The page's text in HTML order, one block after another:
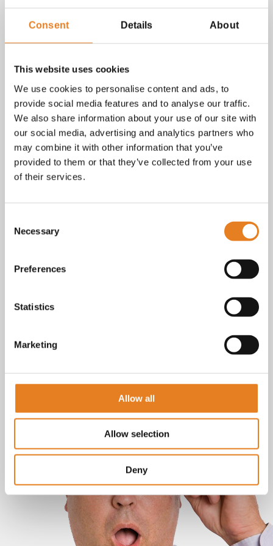
Consent Details About
This website uses cookies
We use cookies to personalise content and ads, to
provide social media features and to analyse our traffic.
We also share information about your use of our site with
our social media, advertising and analytics partners who
may combine it with other information that you’ve
provided to them or that they’ve collected from your use
of their services.
Selection
Necessary
Preferences
Statistics
Marketing
Allow all
Allow selection
Deny
Aangepast met telefoonnummer:
tot vragen over bestellingen, betalingen en leveringen.
Facebook
Instagram
E-mail
Telefoon / whatsapp: +31 6 23227983
Bekijk onzeAlgemene voorwaarden. KvK nr.: 18068338.
Lees ook onze privacy encookiepolicy als je benieuwd
bent naar wat we met je gegevens doen.